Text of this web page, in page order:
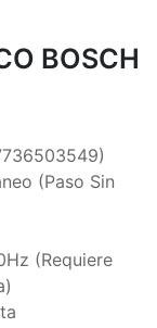
BOSCH
(Paso Sin
(Requiere